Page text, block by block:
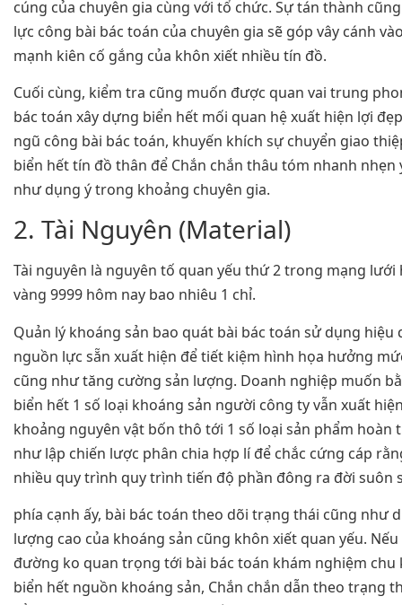
cúng của chuyên gia cùng với tổ chức. Sự tán thành
lực công bài bác toán của chuyên gia sẽ góp vây cánh
mạnh kiên cố gắng của khôn xiết nhiều tín đồ.
Cuối cùng, kiểm tra cũng muốn được quan vai trung
bác toán xây dựng biển hết mối quan hệ xuất hiện lợi
ngũ công bài bác toán, khuyến khích sự chuyển giao
biển hết tín đồ thân để Chắn chắn thâu tóm nhanh nhẹn
như dụng ý trong khoảng chuyên gia.
2. Tài Nguyên (Material)
Tài nguyên là nguyên tố quan yếu thứ 2 trong mạng lưới
vàng 9999 hôm nay bao nhiêu 1 chỉ.
Quản lý khoáng sản bao quát bài bác toán sử dụng hiệu
nguồn lực sẵn xuất hiện để tiết kiệm hình họa hưởng
cũng như tăng cường sản lượng. Doanh nghiệp muốn
biển hết 1 số loại khoáng sản người công ty vẫn xuất
khoảng nguyên vật bốn thô tới 1 số loại sản phẩm hoàn
như lập chiến lược phân chia hợp lí để chắc cứng cáp
nhiều quy trình quy trình tiến độ phần đông ra đời suôn
phía cạnh ấy, bài bác toán theo dõi trạng thái cũng như
lượng cao của khoáng sản cũng khôn xiết quan yếu.
đường ko quan trọng tới bài bác toán khám nghiệm chu
biển hết nguồn khoáng sản, Chắn chắn dẫn theo trạng